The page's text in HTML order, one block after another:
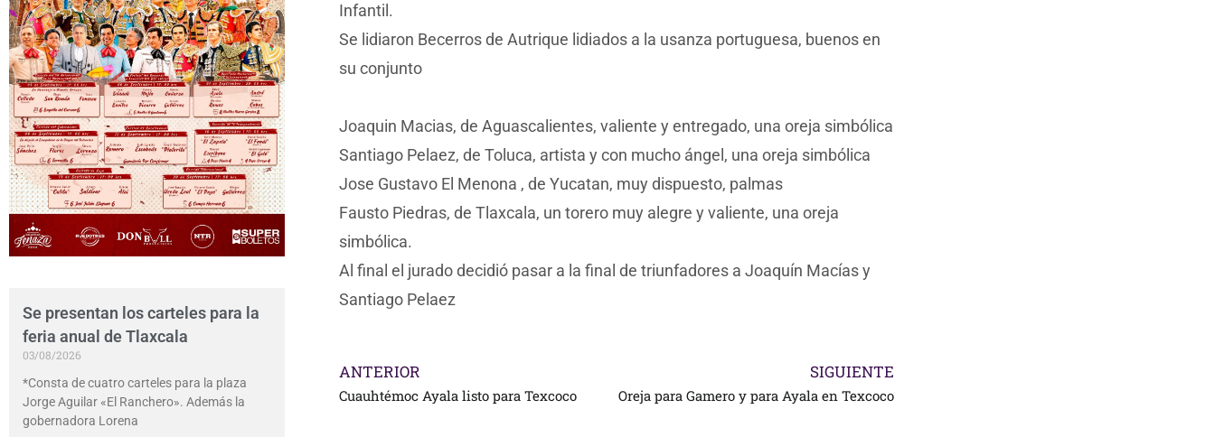
Se presentan los carteles para la
feria anual de Tlaxcala
03/08/2026
*Consta de cuatro carteles para la plaza
Jorge Aguilar «El Ranchero». Además la
gobernadora Lorena
Infantil.
Se lidiaron Becerros de Autrique lidiados a la usanza portuguesa, buenos en
su conjunto
Joaquin Macias, de Aguascalientes, valiente y entregado, una oreja simbólica
Santiago Pelaez, de Toluca, artista y con mucho ángel, una oreja simbólica
Jose Gustavo El Menona , de Yucatan, muy dispuesto, palmas
Fausto Piedras, de Tlaxcala, un torero muy alegre y valiente, una oreja
simbólica.
Al final el jurado decidió pasar a la final de triunfadores a Joaquín Macías y
Santiago Pelaez
ANTERIOR
Cuauhtémoc Ayala listo para Texcoco
SIGUIENTE
Oreja para Gamero y para Ayala en Texcoco